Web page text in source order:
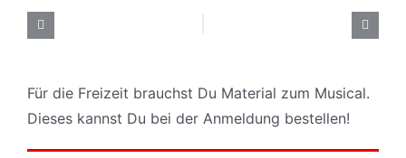
Für die Freizeit brauchst Du Material zum Musical.
Dieses kannst Du bei der Anmeldung bestellen!